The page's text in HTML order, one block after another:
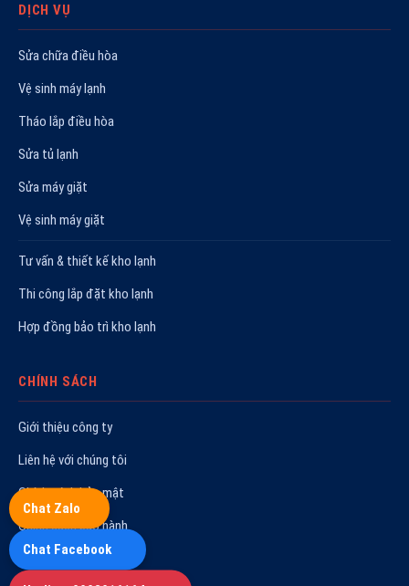
DỊCH VỤ
Sửa chữa điều hòa
Vệ sinh máy lạnh
Tháo lắp điều hòa
Sửa tủ lạnh
Sửa máy giặt
Vệ sinh máy giặt
Tư vấn & thiết kế kho lạnh
Thi công lắp đặt kho lạnh
Hợp đồng bảo trì kho lạnh
CHÍNH SÁCH
Giới thiệu công ty
Liên hệ với chúng tôi
Chính sách bảo mật
Chính sách bảo hành
Quy trình sửa chữa
Chat Zalo
Chat Facebook